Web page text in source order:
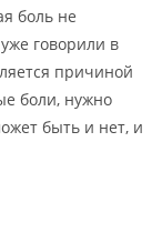
боль не
говорили в
причиной
боли, нужно
быть и нет, и